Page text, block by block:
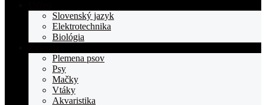
Slovenský jazyk
Elektrotechnika
Biológia
Plemena psov
Psy
Mačky
Vtáky
Akvaristika